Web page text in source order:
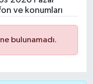
ve konumları
bulunamadı.